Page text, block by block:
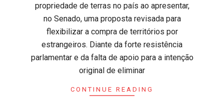
propriedade de terras no país ao apresentar,
no Senado, uma proposta revisada para
flexibilizar a compra de territórios por
estrangeiros. Diante da forte resistência
parlamentar e da falta de apoio para a intenção
original de eliminar
CONTINUE READING